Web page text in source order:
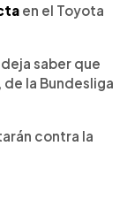
en el Toyota
deja saber que
la Bundesliga
contra la